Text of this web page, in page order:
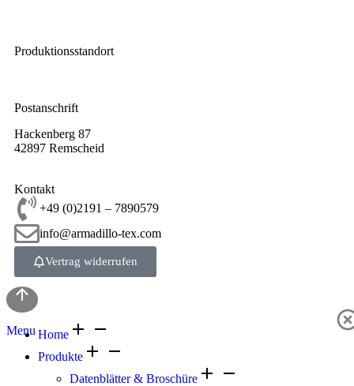
Produktionsstandort
Postanschrift
Hackenberg 87
42897 Remscheid
Kontakt
+49 (0)2191 – 7890579
info@armadillo-tex.com
Vertrag widerrufen
Menu Home
Produkte
Datenblätter & Broschüre